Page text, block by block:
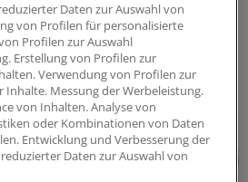
der Medizin eröffnet. Warum
eine zentrale Rolle spielt –
werden.
Wissenschaft und Forschung
Daten zur Auswahl von
von Profilen für personalisierte
Profilen zur Auswahl
Erstellung von Profilen zur
Verwendung von Profilen zur
Inhalte. Messung der Werbeleistung.
von Inhalten. Analyse von
oder Kombinationen von Daten
Entwicklung und Verbesserung der
Daten zur Auswahl von